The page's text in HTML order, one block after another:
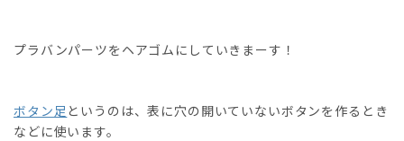
プラバンパーツをヘアゴムにしていきまーす！
ボタン足 というのは、表に穴の開いていないボタンを作るとき
などに使います。